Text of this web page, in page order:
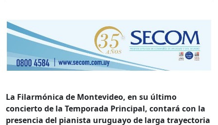
La Filarmónica de Montevideo, en su último
concierto de la Temporada Principal, contará con la
presencia del pianista uruguayo de larga trayectoria